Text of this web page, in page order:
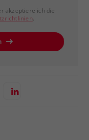
akzeptiere ich die
.